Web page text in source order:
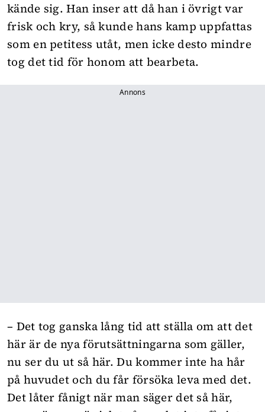
kände sig. Han inser att då han i övrigt var
frisk och kry, så kunde hans kamp uppfattas
som en petitess utåt, men icke desto mindre
tog det tid för honom att bearbeta.
Annons
– Det tog ganska lång tid att ställa om att det
här är de nya förutsättningarna som gäller,
nu ser du ut så här. Du kommer inte ha hår
på huvudet och du får försöka leva med det.
Det låter fånigt när man säger det så här,